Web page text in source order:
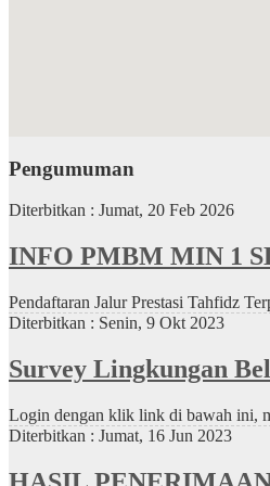
Pengumuman
Diterbitkan : Jumat, 20 Feb 2026
INFO PMBM MIN 1
Pendaftaran Jalur Prestasi Tahfidz
Diterbitkan : Senin, 9 Okt 2023
Survey Lingkungan
Login dengan klik link di bawah ini,
Diterbitkan : Jumat, 16 Jun 2023